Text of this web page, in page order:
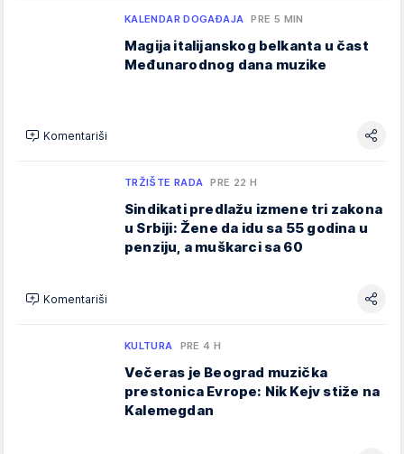
KALENDAR DOGAĐAJA PRE 5 MIN
Magija italijanskog belkanta u čast
Međunarodnog dana muzike
Komentariši
TRŽIŠTE RADA PRE 22 H
Sindikati predlažu izmene tri zakona
u Srbiji: Žene da idu sa 55 godina u
penziju, a muškarci sa 60
Komentariši
KULTURA PRE 4 H
Večeras je Beograd muzička
prestonica Evrope: Nik Kejv stiže na
Kalemegdan